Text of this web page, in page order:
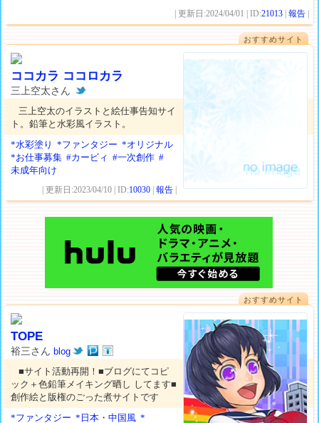
| 更新日:2024/04/01 | ID:21013 |報告
おすすめサイト
ココカラ ココロカラ
三上空太さん
三上空太のイラストと絵仕事告知サイ
ト。鉛筆と水彩風イラスト。
*水彩塗り
*ファンタジー *オリジナル
*お仕事募集 #カービィ #一次創作 #
未成年向け
| 更新日:2023/04/10 | ID:10030 |報告
おすすめサイト
TOPE
裕三さんblog
■サイト活動再開！■ブログにてコピ
ック＋色鉛筆メイキング晒し してます■
創作絵と版権のごった煮サイトです
*ファンタジー *日本・中国風 *